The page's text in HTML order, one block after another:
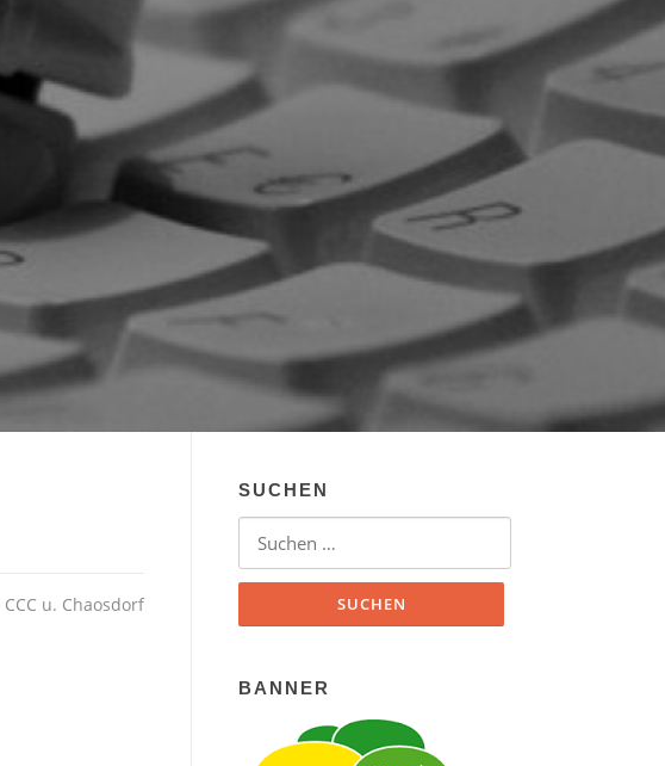
CCC u. Chaosdorf
SUCHEN
Suchen nach:
BANNER